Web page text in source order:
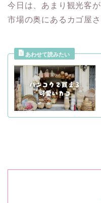
今日は、あまり観光客
市場の奥にあるカゴ屋